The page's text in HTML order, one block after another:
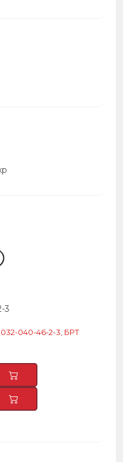
3
040-46-2-3, БРТ